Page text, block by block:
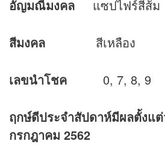
อัญมณีมงคล แซปไฟร์สีส้ม
สีมงคล สีเหลือง
เลขนำโชค 0, 7, 8, 9
ฤกษ์ดีประจำสัปดาห์มีผลตั้งแ
กรกฎาคม 2562